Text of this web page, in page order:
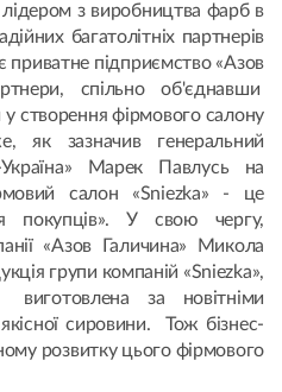
з виробництва фарб в
багатолітніх партнерів
приватне підприємство «Азов
спільно об'єднавши
створення фірмового салону
як зазначив генеральний
Марек Павлусь на
салон «Sniezka» - це
покупців». У свою чергу,
«Азов Галичина» Микола
групи компаній «Sniezka»,
за новітніми
сировини. Тож бізнес-
розвитку цього фірмового